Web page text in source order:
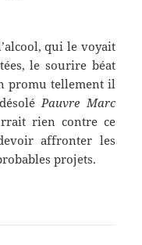
qui le voyait
le sourire béat
promu tellement il
Pauvre Marc
rien contre ce
affronter les
projets.